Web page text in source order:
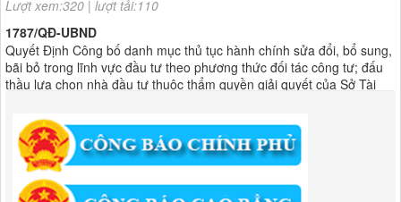
1787/QĐ-UBND
Quyết Định Công bố danh mục thủ tục hành chính sửa đổi, bổ sung,
bãi bỏ trong lĩnh vực đầu tư theo phương thức đối tác công tư; đấu
thầu lựa chọn nhà đầu tư thuộc thẩm quyền giải quyết của Sở Tài
chính, Ban Quản lý Khu kinh tế tỉnh, UBND cấp xã tỉnh CB
182/QĐ-BQLKKT
Quyết Định Công khai điều chỉnh, bổ sung Kế hoạch vốn đầu tư
công năm 2025
Lượt xem:459 | lượt tải:351